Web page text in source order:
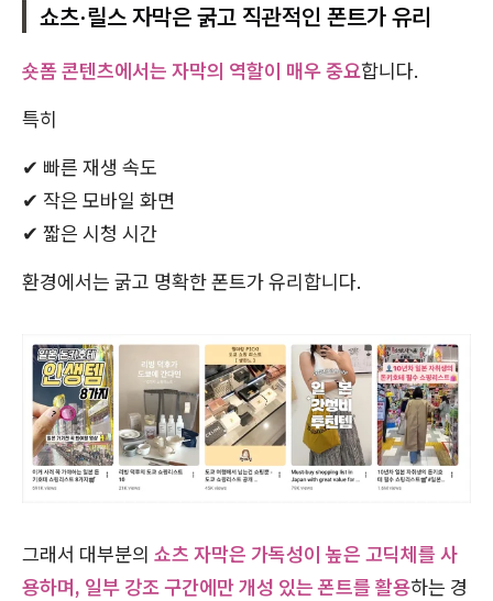
쇼츠·릴스 자막은 굵고 직관적인 폰트가 유리
숏폼 콘텐츠에서는 자막의 역할이 매우 중요합니다.
특히
✔ 빠른 재생 속도
✔ 작은 모바일 화면
✔ 짧은 시청 시간
환경에서는 굵고 명확한 폰트가 유리합니다.
그래서 대부분의 쇼츠 자막은 가독성이 높은 고딕체를 사
용하며, 일부 강조 구간에만 개성 있는 폰트를 활용하는 경